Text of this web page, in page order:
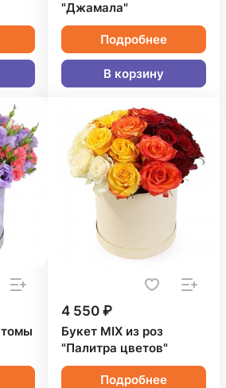
"Джамала"
Подробнее
В корзину
4 550 ₽
Букет MIX из роз
"Палитра цветов"
Подробнее